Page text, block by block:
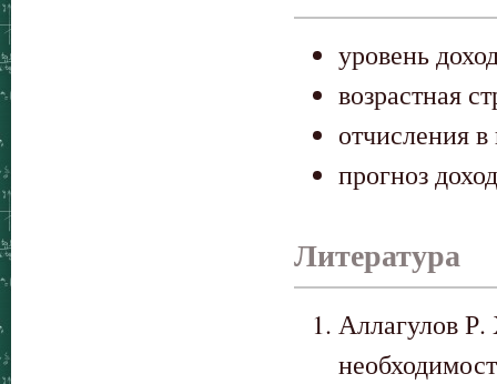
уровень
возрастная
отчисления
прогноз
Литература
Аллагулов